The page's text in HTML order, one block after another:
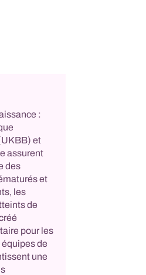
:
et
assurent
des
et
les
de
pour les
de
une